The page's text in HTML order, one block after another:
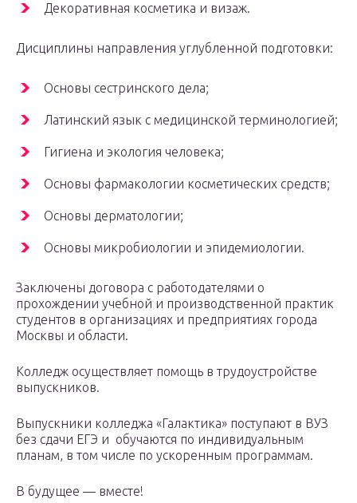
Декоративная косметика и визаж.
Дисциплины направления углубленной подготовки:
Основы сестринского дела;
Латинский язык с медицинской терминологией;
Гигиена и экология человека;
Основы фармакологии косметических средств;
Основы дерматологии;
Основы микробиологии и эпидемиологии.
Заключены договора с работодателями о
прохождении учебной и производственной практик
студентов в организациях и предприятиях города
Москвы и области.
Колледж осуществляет помощь в трудоустройстве
выпускников.
Выпускники колледжа «Галактика» поступают в ВУЗ
без сдачи ЕГЭ и обучаются по индивидуальным
планам, в том числе по ускоренным программам.
В будущее — вместе!